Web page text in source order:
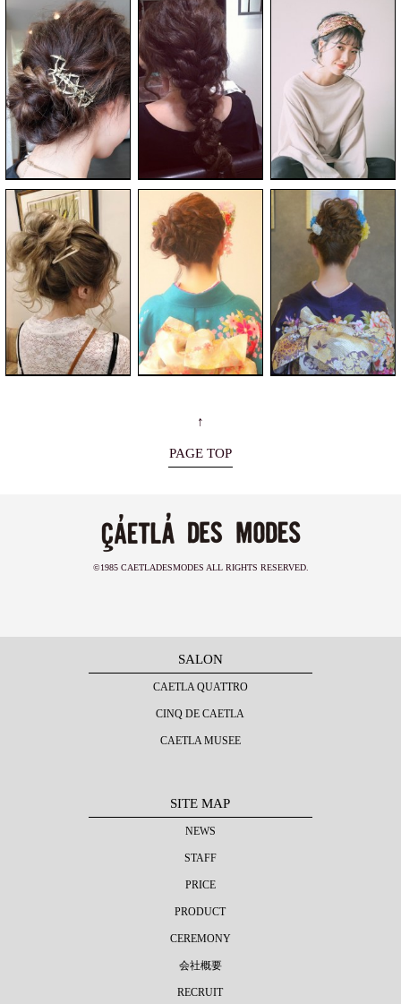
↑
PAGE TOP
©1985 CAETLADESMODES ALL RIGHTS RESERVED.
SALON
CAETLA QUATTRO
CINQ DE CAETLA
CAETLA MUSEE
SITE MAP
NEWS
STAFF
PRICE
PRODUCT
CEREMONY
会社概要
RECRUIT